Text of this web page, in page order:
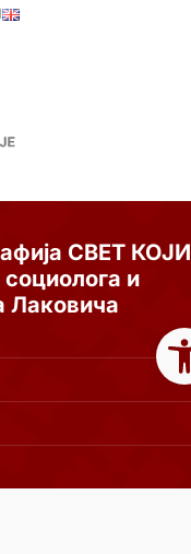
СВЕТ КОЈИ
и
Лаковича